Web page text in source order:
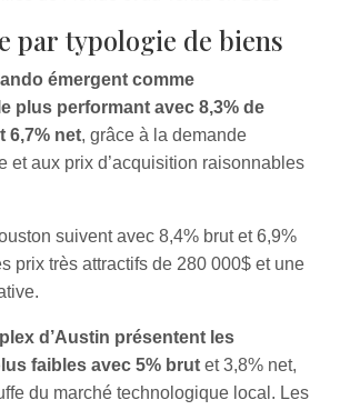
par typologie de biens
émergent comme
plus performant avec 8,3% de
6,7% net, grâce à la demande
et aux prix d’acquisition raisonnables
suivent avec 8,4% brut et 6,9%
prix très attractifs de 280 000$ et une
d’Austin présentent les
faibles avec 5% brut et 3,8% net,
du marché technologique local. Les